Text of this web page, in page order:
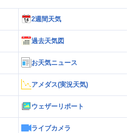
2週間天気
過去天気図
お天気ニュース
アメダス(実況天気)
ウェザーリポート
ライブカメラ